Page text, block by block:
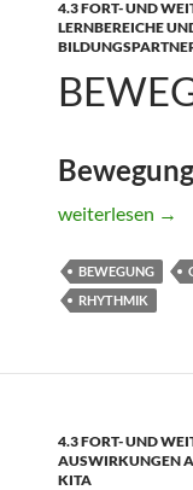
4.3 FORT- UND
LERNBEREICHE
Bewegter
weiterlesen →
BEWEGUNG
RHYTHMIK
4.3 FORT- UND
AUSWIRKUNGEN
KITA